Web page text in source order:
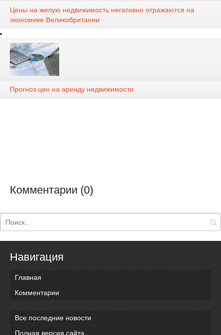
Цены на жилую недвижимость негативно отражаются на
экономике Великобритании
Прогноз цен на аренду недвижимости
Комментарии (0)
Навигация
Главная
Комментарии
Все последние новости
Полная версия сайта